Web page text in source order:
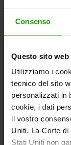
Consenso
Questo sito
Utilizziamo i
tecnico del sito
personalizzati in
cookie, i dati
il vostro
Uniti. La Corte
Stati Uniti non